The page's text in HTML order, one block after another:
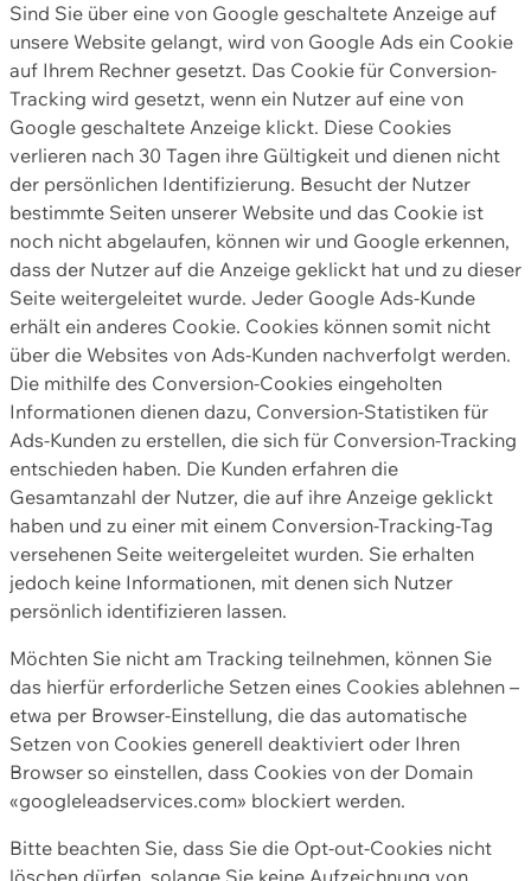
Sind Sie über eine von Google geschaltete Anzeige auf
unsere Website gelangt, wird von Google Ads ein Cookie
auf Ihrem Rechner gesetzt. Das Cookie für Conversion-
Tracking wird gesetzt, wenn ein Nutzer auf eine von
Google geschaltete Anzeige klickt. Diese Cookies
verlieren nach 30 Tagen ihre Gültigkeit und dienen nicht
der persönlichen Identifizierung. Besucht der Nutzer
bestimmte Seiten unserer Website und das Cookie ist
noch nicht abgelaufen, können wir und Google erkennen,
dass der Nutzer auf die Anzeige geklickt hat und zu dieser
Seite weitergeleitet wurde. Jeder Google Ads-Kunde
erhält ein anderes Cookie. Cookies können somit nicht
über die Websites von Ads-Kunden nachverfolgt werden.
Die mithilfe des Conversion-Cookies eingeholten
Informationen dienen dazu, Conversion-Statistiken für
Ads-Kunden zu erstellen, die sich für Conversion-Tracking
entschieden haben. Die Kunden erfahren die
Gesamtanzahl der Nutzer, die auf ihre Anzeige geklickt
haben und zu einer mit einem Conversion-Tracking-Tag
versehenen Seite weitergeleitet wurden. Sie erhalten
jedoch keine Informationen, mit denen sich Nutzer
persönlich identifizieren lassen.
Möchten Sie nicht am Tracking teilnehmen, können Sie
das hierfür erforderliche Setzen eines Cookies ablehnen –
etwa per Browser-Einstellung, die das automatische
Setzen von Cookies generell deaktiviert oder Ihren
Browser so einstellen, dass Cookies von der Domain
«googleleadservices.com» blockiert werden.
Bitte beachten Sie, dass Sie die Opt-out-Cookies nicht